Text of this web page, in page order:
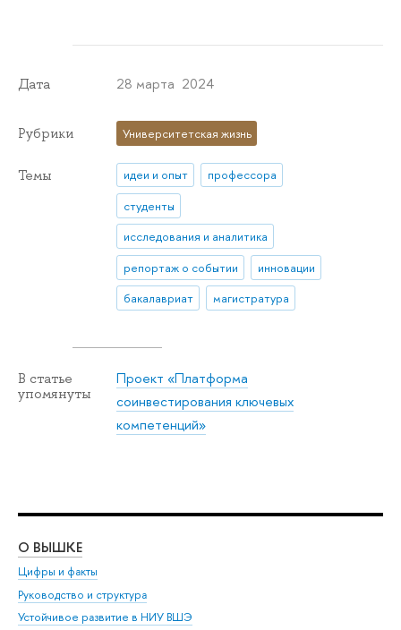
Дата 28 марта 2024
Рубрики Университетская жизнь
Темы идеи и опыт
профессора
студенты
исследования и аналитика
репортаж о событии
инновации
бакалавриат
магистратура
В статье
упомянуты
Проект «Платформа
соинвестирования ключевых
компетенций»
О ВЫШКЕ
Цифры и факты
Руководство и структура
Устойчивое развитие в НИУ ВШЭ